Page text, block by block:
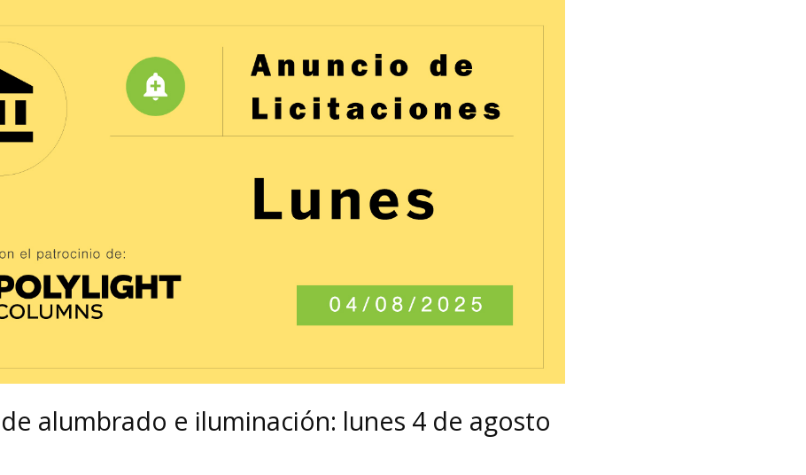
alumbrado e iluminación: lunes 4 de agosto